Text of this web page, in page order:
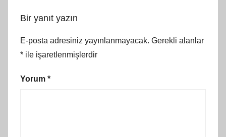
Bir yanıt yazın
E-posta adresiniz yayınlanmayacak. Gerekli alanlar
* ile işaretlenmişlerdir
Yorum *